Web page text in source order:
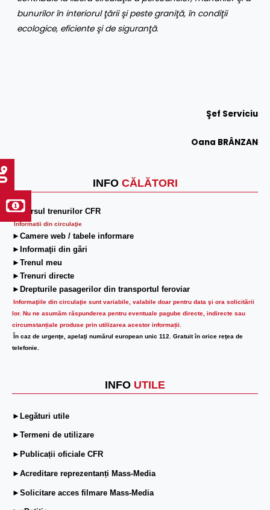
INFO CĂLĂTORI
►Mersul trenurilor CFR
Informatii din circulaţie
►Camere web / tabele informare
►Informaţii din gări
►Trenul meu
►Trenuri directe
►Drepturile pasagerilor din transportul feroviar
Informaţiile din circulaţie sunt variabile, valabile doar pentru data şi ora solicitării
lor. Nu ne asumăm răspunderea pentru eventuale pagube directe, indirecte sau
circumstanțiale produse prin utilizarea acestor informații.
În caz de urgenţe, apelaţi numărul european unic 112. Gratuit în orice reţea de
telefonie.
INFO UTILE
►Legături utile
►Termeni de utilizare
►Publicații oficiale CFR
►Acreditare reprezentanți Mass-Media
►Solicitare acces filmare Mass-Media
bunurilor în interiorul ţării şi peste graniţă, în condiţii
ecologice, eficiente şi de siguranţă.
Şef Serviciu
Oana BRÂNZAN